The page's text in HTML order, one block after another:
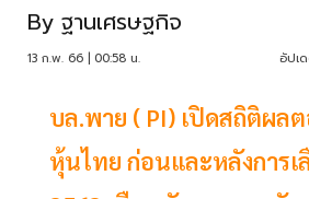
By ฐานเศรษฐกิจ
13 ก.พ. 66 | 00:58 น. อัปเ
บล.พาย ( PI) เปิดสถิติผล
หุ้นไทย ก่อนและหลังการเ